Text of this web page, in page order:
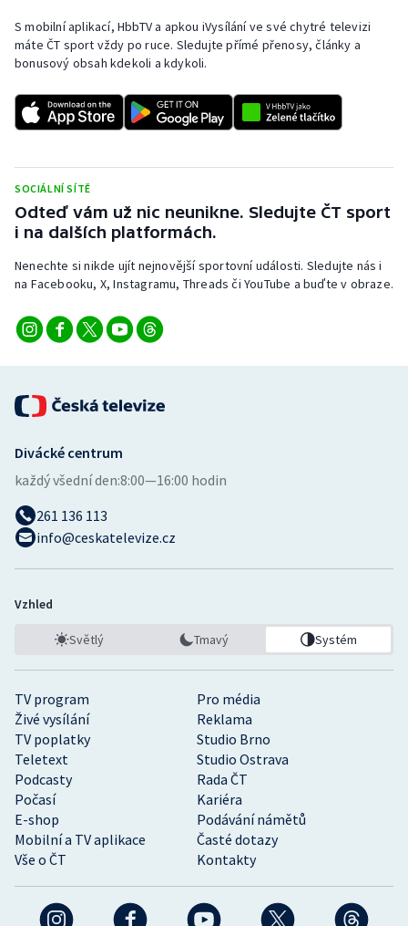
S mobilní aplikací, HbbTV a apkou iVysílání ve své chytré televizi
máte ČT sport vždy po ruce. Sledujte přímé přenosy, články a
bonusový obsah kdekoli a kdykoli.
SOCIÁLNÍ SÍTĚ
Odteď vám už nic neunikne. Sledujte ČT sport
i na dalších platformách.
Nenechte si nikde ujít nejnovější sportovní události. Sledujte nás i
na Facebooku, X, Instagramu, Threads či YouTube a buďte v obraze.
TV program
Pro média
Živé vysílání
Reklama
TV poplatky
Studio Brno
Teletext
Studio Ostrava
Podcasty
Rada ČT
Počasí
Kariéra
E-shop
Podávání námětů
Mobilní a TV aplikace
Časté dotazy
Vše o ČT
Kontakty
Divácké centrum
každý všední den:8:00—16:00 hodin
261 136 113
info@ceskatelevize.cz
Vzhled
Světlý Tmavý Systém